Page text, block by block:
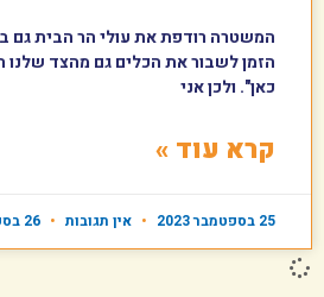
המשטרה רודפת את עולי הר הבית גם
הזמן לשבור את הכלים גם מהצד שלנו
כאן". ולכן אני
קרא עוד »
25 בספטמבר 2023 אין תגובות